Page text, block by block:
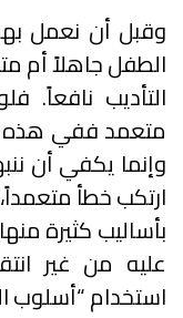
وقبل أن نعمل
الطفل جاهلاً أم
التأديب نافعاً.
متعمد ففي هذه
وإنما يكفي أن
ارتكب خطأ
بأساليب كثيرة
عليه من غير
استخدام “أسلوب